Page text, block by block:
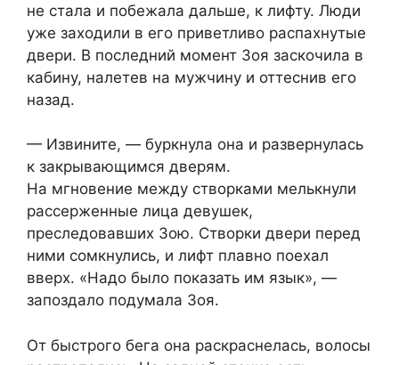
не стала и побежала дальше, к лифту. Люди
уже заходили в его приветливо распахнутые
двери. В последний момент Зоя заскочила в
кабину, налетев на мужчину и оттеснив его
назад.
— Извините, — буркнула она и развернулась
к закрывающимся дверям.
На мгновение между створками мелькнули
рассерженные лица девушек,
преследовавших Зою. Створки двери перед
ними сомкнулись, и лифт плавно поехал
вверх. «Надо было показать им язык», —
запоздало подумала Зоя.
От быстрого бега она раскраснелась, волосы